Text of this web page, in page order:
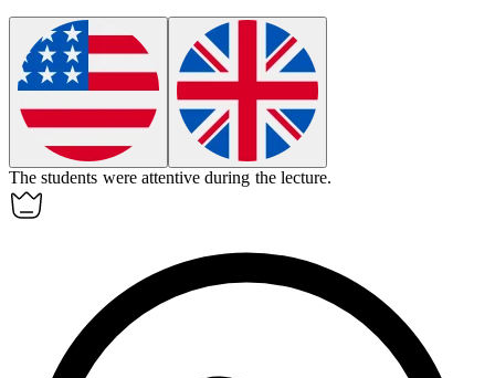
The students were attentive during the lecture.